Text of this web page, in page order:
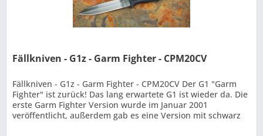
Fällkniven - G1z - Garm Fighter - CPM20CV
Fällkniven - G1z - Garm Fighter - CPM20CV Der G1 "Garm
Fighter" ist zurück! Das lang erwartete G1 ist wieder da. Die
erste Garm Fighter Version wurde im Januar 2001
veröffentlicht, außerdem gab es eine Version mit schwarz